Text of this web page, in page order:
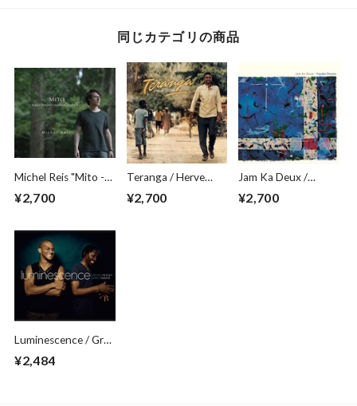
同じカテゴリの商品
Michel Reis "Mito -
Improvisations - "
¥2,700
Teranga / Herve
¥2,700
Jam Ka Deux /
¥2,700
Luminescence / Gr?
Troup?
¥2,484